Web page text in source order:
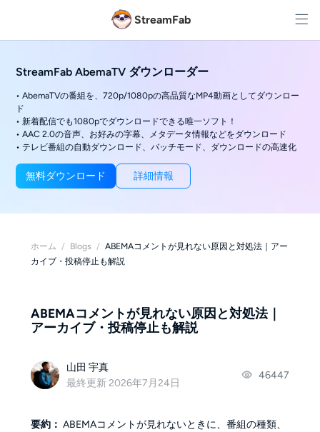
StreamFab
StreamFab AbemaTV ダウンローダー
• AbemaTVの番組を、720p/1080pの高品質なMP4動画としてダウンロー
ド
• 新着配信でも1080pでダウンロードできる唯一ソフト！
• AAC 2.0の音声、お好みの字幕、メタデータ情報などをダウンロード
• テレビ番組の自動ダウンロード、バッチモード、ダウンロードの高速化
無料ダウンロード 詳細情報
ホーム / Blogs / ABEMAコメントが見れない原因と対処法｜アー
カイブ・投稿停止も解説
ABEMAコメントが見れない原因と対処法｜
アーカイブ・投稿停止も解説
山田 宇真
最終更新 2026年7月24日
46447
要約： ABEMAコメントが見れないときに、番組の種類、